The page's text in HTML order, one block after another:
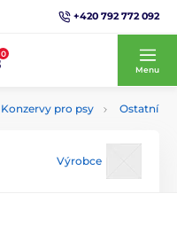
+420 792 772 092
0
Menu
Konzervy pro psy Ostatní
Výrobce